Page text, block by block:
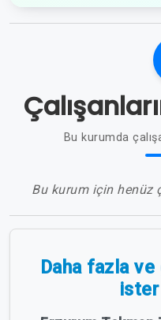
Bu kurumda
Bu kurum için henüz
Daha fazla